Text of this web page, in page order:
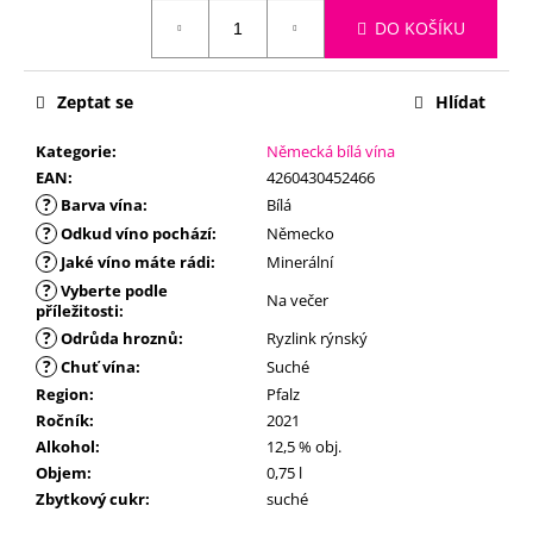
DO KOŠÍKU
Kategorie:
Německá bílá vína
EAN: 4260430452466
? Barva vína: Bílá
? Odkud víno pochází: Německo
? Jaké víno máte rádi: Minerální
? Vyberte podle
příležitosti: Na večer
? Odrůda hroznů: Ryzlink rýnský
? Chuť vína:
Suché
Region:
Pfalz
Ročník:
2021
Alkohol:
12,5 % obj.
Objem:
0,75 l
Zbytkový cukr: suché
Zeptat se Hlídat
u
m